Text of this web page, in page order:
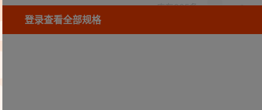
库存665条
登录查看全部规格